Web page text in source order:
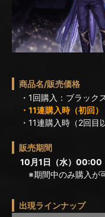
商品名/販売価格
・1回購入：ブラッ
・11連購入時（初回
・11連購入時（2回目
販売期間
10月1日（水）00:00
※期間中のみ購入が可
出現ラインナップ